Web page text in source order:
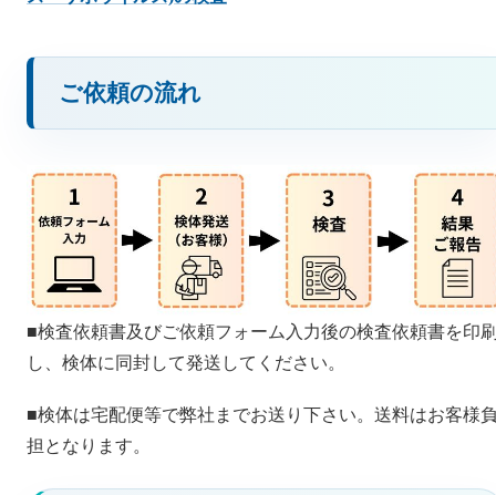
ご依頼の流れ
■検査依頼書及びご依頼フォーム入力後の検査依頼書を印
し、検体に同封して発送してください。
■検体は宅配便等で弊社までお送り下さい。送料はお客様
担となります。